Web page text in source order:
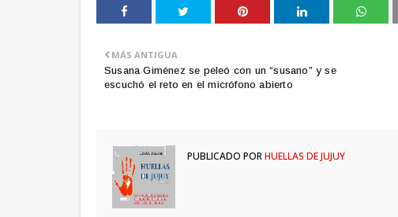
MÁS ANTIGUA
Susana Giménez se peleó con un “susano” y se
escuchó el reto en el micrófono abierto
PUBLICADO PORHUELLAS DE JUJUY